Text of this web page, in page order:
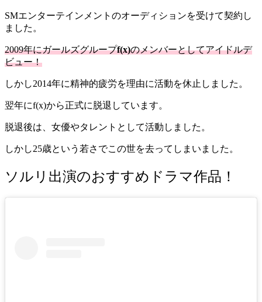
SMエンターテインメントのオーディションを受けて契約し
ました。
2009年にガールズグループf(x)のメンバーとしてアイドルデ
ビュー！
しかし2014年に精神的疲労を理由に活動を休止しました。
翌年にf(x)から正式に脱退しています。
脱退後は、女優やタレントとして活動しました。
しかし25歳という若さでこの世を去ってしまいました。
ソルリ出演のおすすめドラマ作品！